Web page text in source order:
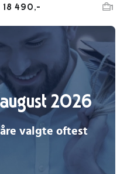
18 490,- 1
2026
valgte oftest